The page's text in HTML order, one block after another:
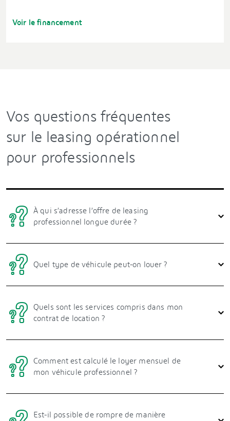
Voir le financement
Vos questions fréquentes
sur le leasing opérationnel
pour professionnels
À qui s’adresse l’offre de leasing
professionnel longue durée ?
Quel type de véhicule peut-on louer ?
Quels sont les services compris dans mon
contrat de location ?
Comment est calculé le loyer mensuel de
mon véhicule professionnel ?
Est-il possible de rompre de manière